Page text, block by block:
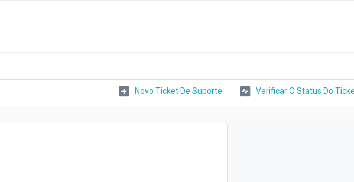
Novo Ticket De Suporte Verificar O Status Do